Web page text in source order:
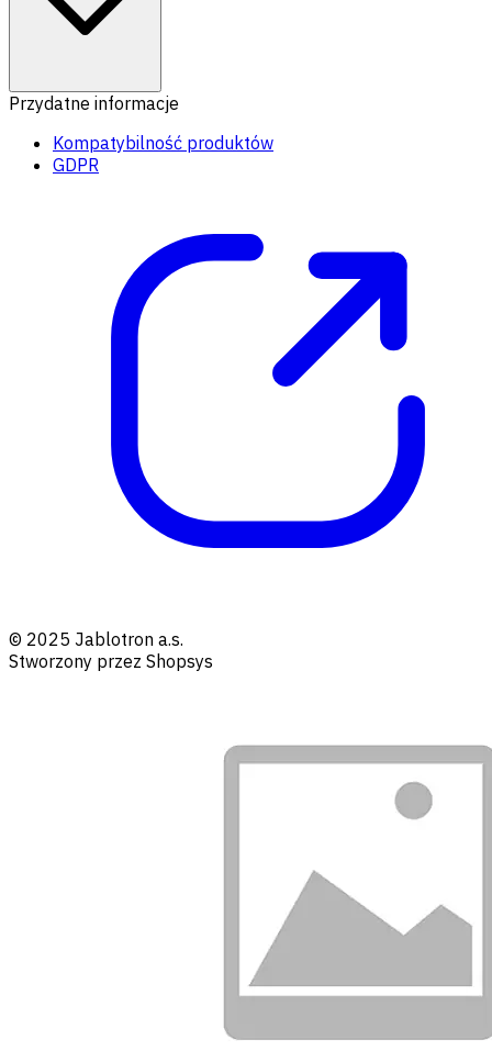
Przydatne informacje
Kompatybilność produktów
GDPR
© 2025 Jablotron a.s.
Stworzony przez Shopsys